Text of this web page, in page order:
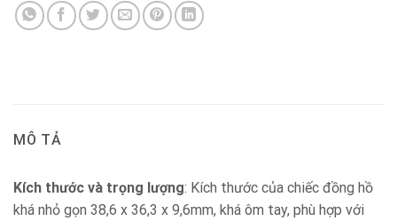
MÔ TẢ
Kích thước và trọng lượng: Kích thước của chiếc đồng hồ
khá nhỏ gọn 38,6 x 36,3 x 9,6mm, khá ôm tay, phù hợp với